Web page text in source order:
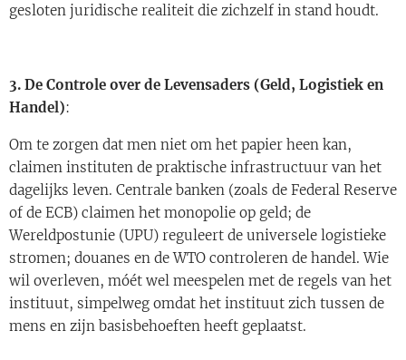
gesloten juridische realiteit die zichzelf in stand houdt.
3. De Controle over de Levensaders (Geld, Logistiek en
Handel):
Om te zorgen dat men niet om het papier heen kan,
claimen instituten de praktische infrastructuur van het
dagelijks leven. Centrale banken (zoals de Federal Reserve
of de ECB) claimen het monopolie op geld; de
Wereldpostunie (UPU) reguleert de universele logistieke
stromen; douanes en de WTO controleren de handel. Wie
wil overleven, móét wel meespelen met de regels van het
instituut, simpelweg omdat het instituut zich tussen de
mens en zijn basisbehoeften heeft geplaatst.